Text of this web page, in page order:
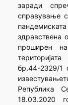
заради
справување
здравствена
проширен
бр.44-2329/1
Република
18.03.2020